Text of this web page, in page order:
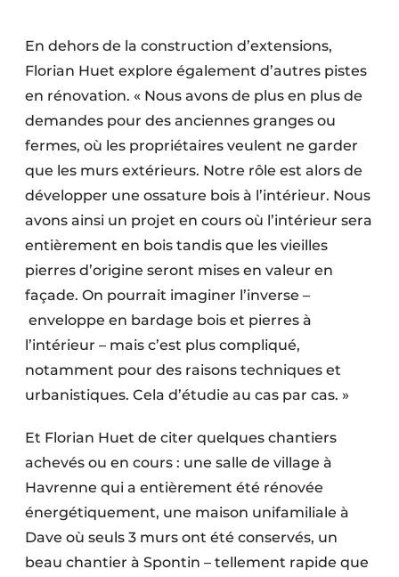
En dehors de la construction d’exten­sions,
Florian Huet explore égale­ment d’autres pistes
en rénovation. « Nous avons de plus en plus de
demandes pour des anciennes granges ou
fermes, où les propriétaires veulent ne garder
que les murs extérieurs. Notre rôle est alors de
développer une ossature bois à l’intérieur. Nous
avons ainsi un projet en cours où l’intérieur sera
entièrement en bois tandis que les vieilles
pierres d’origine seront mises en valeur en
façade. On pourrait imaginer l’inverse –
enveloppe en bardage bois et pierres à
l’intérieur – mais c’est plus compliqué,
notamment pour des raisons techniques et
urbanistiques. Cela d’étudie au cas par cas. »
Et Florian Huet de citer quelques chantiers
achevés ou en cours : une salle de village à
Havrenne qui a entièrement été rénovée
énergé­tiquement, une maison uni­familiale à
Dave où seuls 3 murs ont été conservés, un
beau chantier à Spontin – tellement rapide que